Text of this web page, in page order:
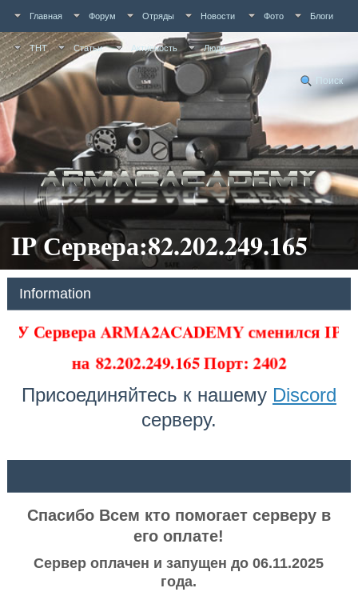
Главная Форум Отряды Новости Фото Блоги
ТНТ Статьи Активность Люди
Поиск
IP Сервера:82.202.249.165
Information
У Сервера ARMA2ACADEMY сменился IP
на82.202.249.165 Порт: 2402
Присоединяйтесь к нашему Discord
серверу.
Спасибо Всем кто помогает серверу в
его оплате!
Сервер оплачен и запущен до 06.11.2025
года.